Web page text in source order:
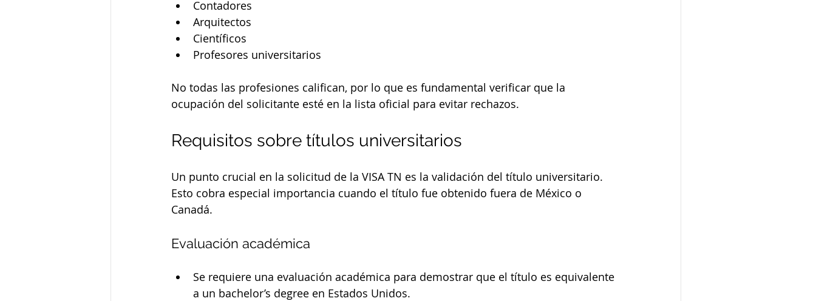
Contadores
Arquitectos
Científicos
Profesores universitarios
No todas las profesiones califican, por lo que es fundamental verificar que la
ocupación del solicitante esté en la lista oficial para evitar rechazos.
Requisitos sobre títulos universitarios
Un punto crucial en la solicitud de la VISA TN es la validación del título universitario.
Esto cobra especial importancia cuando el título fue obtenido fuera de México o
Canadá.
Evaluación académica
Se requiere una evaluación académica para demostrar que el título es equivalente
a un bachelor’s degree en Estados Unidos.